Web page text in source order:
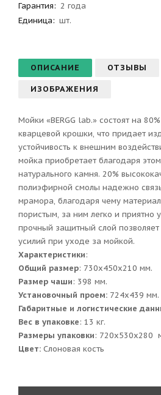
Гарантия: 2 года
Единица: шт.
ОПИСАНИЕ ОТЗЫВЫ
ИЗОБРАЖЕНИЯ
Мойки «BERGG lab.» состоят на
кварцевой крошки, что придает
устойчивость к внешним
мойка приобретает благодаря
натурального камня. 20%
полиэфирной смолы надежно
мрамора, благодаря чему
пористым, за ним легко и приятно
прочный защитный слой
усилий при уходе за мойкой.
Характеристики:
Общий размер: 730x450x210 мм.
Размер чаши: 398 мм.
Установочный проем: 724x439 мм.
Габаритные и логистические
Вес в упаковке: 13 кг.
Размеры упаковки: 720x530x280
Цвет: Слоновая кость